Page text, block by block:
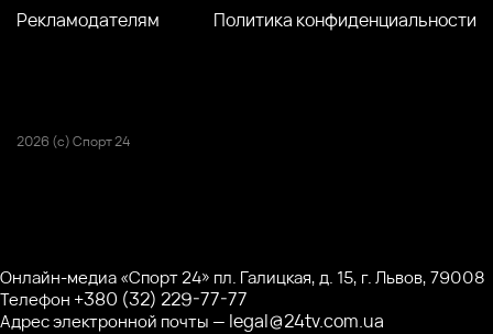
Рекламодателям
Политика конфиденциальности
2026 (с) Спорт 24
Онлайн-медиа «Спорт 24» пл. Галицкая, д. 15, г. Львов, 79008
Телефон +380 (32) 229-77-77
Адрес электронной почты — legal@24tv.com.ua